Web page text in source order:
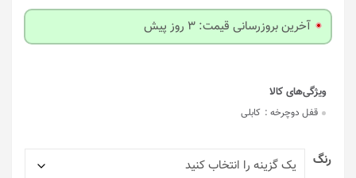
آخرین بروزرسانی قیمت: 3 روز پیش
قفل دوچرخه : کابلی
رنگ